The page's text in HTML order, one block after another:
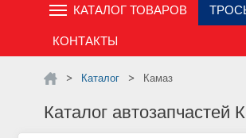
КАТАЛОГ ТОВАРОВ
КОНТАКТЫ
Каталог Камаз
Каталог автозапчастей